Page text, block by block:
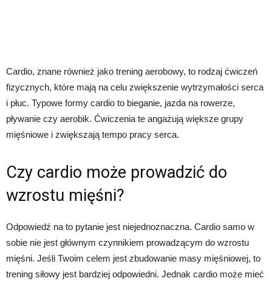
Cardio, znane również jako trening aerobowy, to rodzaj ćwiczeń
fizycznych, które mają na celu zwiększenie wytrzymałości serca
i płuc. Typowe formy cardio to bieganie, jazda na rowerze,
pływanie czy aerobik. Ćwiczenia te angażują większe grupy
mięśniowe i zwiększają tempo pracy serca.
Czy cardio może prowadzić do
wzrostu mięśni?
Odpowiedź na to pytanie jest niejednoznaczna. Cardio samo w
sobie nie jest głównym czynnikiem prowadzącym do wzrostu
mięśni. Jeśli Twoim celem jest zbudowanie masy mięśniowej, to
trening siłowy jest bardziej odpowiedni. Jednak cardio może mieć